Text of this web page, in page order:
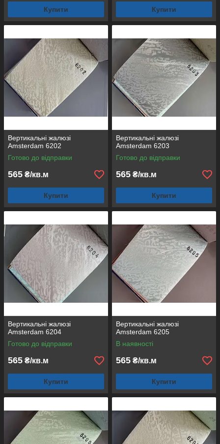
Купити Купити
Вертикальні жалюзі
Amsterdam 6202
Готово до відправки
565 ₴/кв.м
Купити
Вертикальні жалюзі
Amsterdam 6203
Готово до відправки
565 ₴/кв.м
Купити
Вертикальні жалюзі
Amsterdam 6204
Готово до відправки
565 ₴/кв.м
Купити
Вертикальні жалюзі
Amsterdam 6205
В наявності
565 ₴/кв.м
Купити